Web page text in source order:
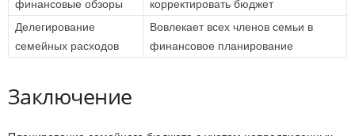
финансовые обзоры
корректировать бюджет
Делегирование
семейных расходов
Вовлекает всех членов семьи в
финансовое планирование
Заключение